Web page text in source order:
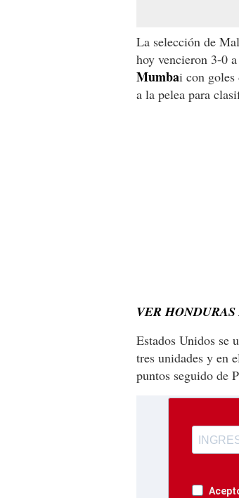
La selección de
hoy vencieron 3-0
Mumbai con goles
a la pelea para
VER
Estados Unidos se
tres unidades y en
puntos seguido de